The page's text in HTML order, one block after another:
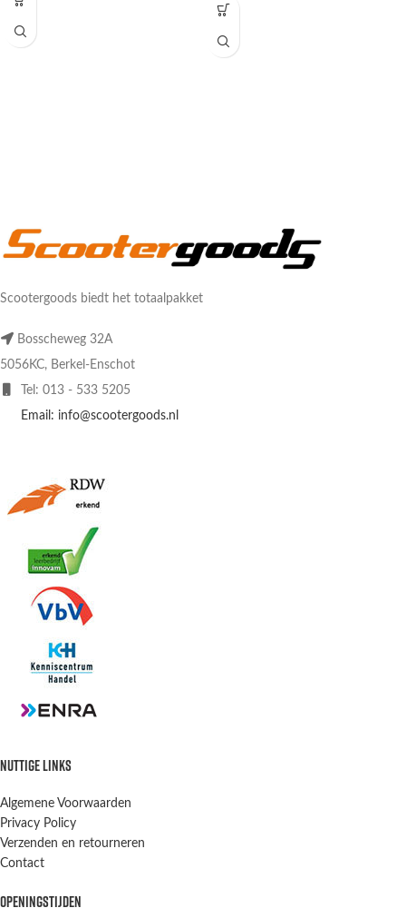
Scootergoods biedt het totaalpakket
Bosscheweg 32A
5056KC, Berkel-Enschot
Tel: 013 - 533 5205
Email: info@scootergoods.nl
NUTTIGE LINKS
Algemene Voorwaarden
Privacy Policy
Verzenden en retourneren
Contact
OPENINGSTIJDEN